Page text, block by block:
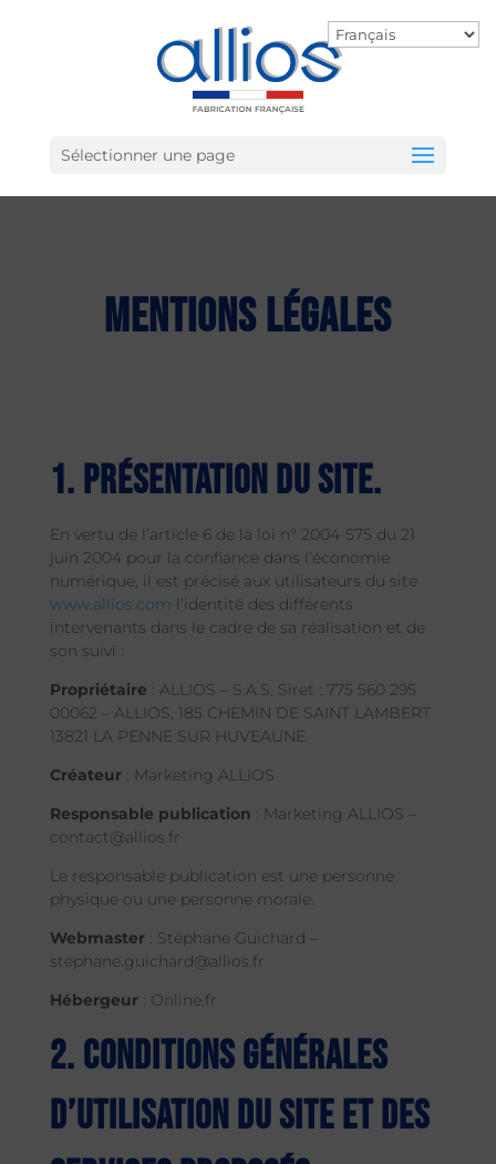
Sélectionner une page
Mentions légales
1. Présentation du site.
En vertu de l’article 6 de la loi n° 2004-575 du 21
juin 2004 pour la confiance dans l’économie
numérique, il est précisé aux utilisateurs du site
www.allios.com l’identité des différents
intervenants dans le cadre de sa réalisation et de
son suivi :
Propriétaire : ALLIOS – S.A.S. Siret : 775 560 295
00062 – ALLIOS, 185 CHEMIN DE SAINT LAMBERT
13821 LA PENNE SUR HUVEAUNE
Créateur : Marketing ALLIOS
Responsable publication : Marketing ALLIOS –
contact@allios.fr
Le responsable publication est une personne
physique ou une personne morale.
Webmaster : Stéphane Guichard –
stephane.guichard@allios.fr
Hébergeur: Online.fr
2. Conditions générales
d’utilisation du site et des